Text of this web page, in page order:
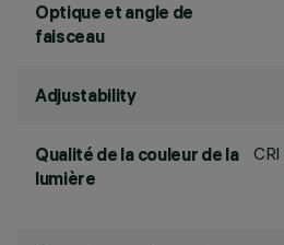
Optique et angle de
faisceau
Adjustability
Qualité de la couleur de la
lumière
CRI